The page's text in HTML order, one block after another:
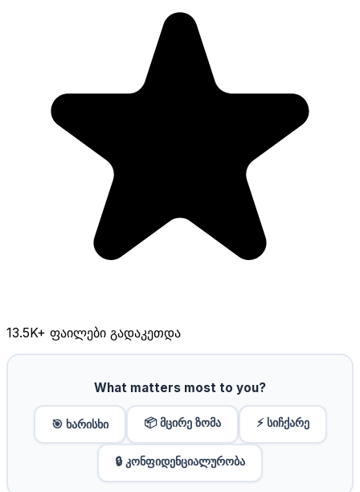
13.5K+ ფაილები გადაკეთდა
What matters most to you?
🎯 ხარისხი 📦 მცირე ზომა ⚡ სიჩქარე
🔒 კონფიდენციალურობა